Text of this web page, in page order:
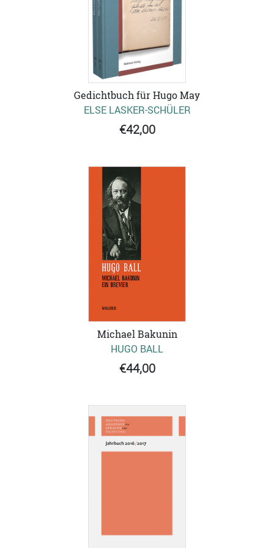
Gedichtbuch für Hugo May
ELSE LASKER-SCHÜLER
€42,00
Michael Bakunin
HUGO BALL
€44,00